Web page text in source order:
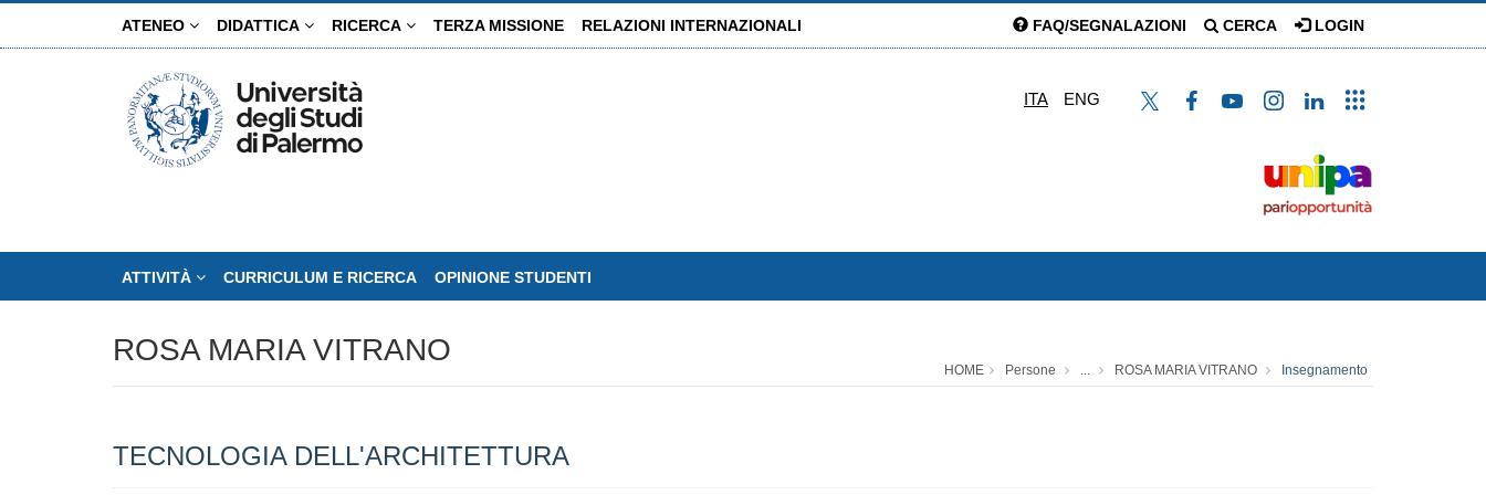
ATENEO DIDATTICA RICERCA TERZA MISSIONE RELAZIONI INTERNAZIONALI FAQ/SEGNALAZIONI CERCA LOGIN
ITA ENG
ATTIVITÀ CURRICULUM E RICERCA OPINIONE STUDENTI
ROSA MARIA VITRANO
HOME Persone ... ROSA MARIA VITRANO Insegnamento
TECNOLOGIA DELL'ARCHITETTURA